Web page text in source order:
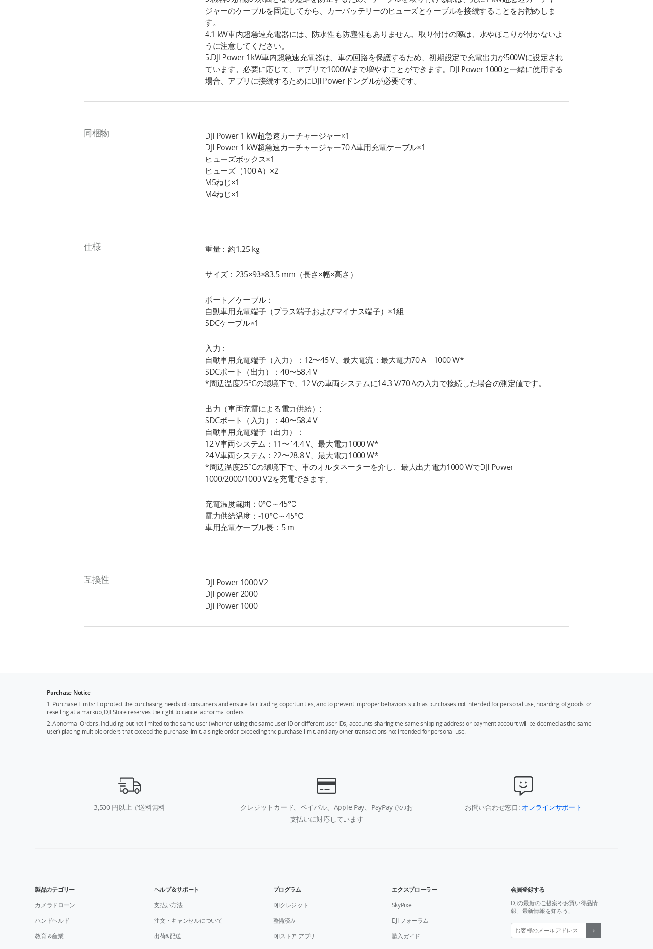
ジャーのケーブルを固定してから、カーバッテリーのヒューズとケーブルを接続することをお勧めしま
す。
4.1 kW車内超急速充電器には、防水性も防塵性もありません。取り付けの際は、水やほこりが付かないよ
うに注意してください。
5.DJI Power 1kW車内超急速充電器は、車の回路を保護するため、初期設定で充電出力が500Wに設定され
ています。必要に応じて、アプリで1000Wまで増やすことができます。DJI Power 1000と一緒に使用する
場合、アプリに接続するためにDJI Powerドングルが必要です。
同梱物
DJI Power 1 kW超急速カーチャージャー×1
DJI Power 1 kW超急速カーチャージャー70 A車用充電ケーブル×1
ヒューズボックス×1
ヒューズ（100 A）×2
M5ねじ×1
M4ねじ×1
仕様 重量：約1.25 kg
サイズ：235×93×83.5 mm（長さ×幅×高さ）
ポート／ケーブル：
自動車用充電端子（プラス端子およびマイナス端子）×1組
SDCケーブル×1
入力：
自動車用充電端子（入力）：12〜45 V、最大電流：最大電力70 A：1000 W*
SDCポート（出力）：40〜58.4 V
*周辺温度25°Cの環境下で、12 Vの車両システムに14.3 V/70 Aの入力で接続した場合の測定値です。
出力（車両充電による電力供給）:
SDCポート（入力）：40〜58.4 V
自動車用充電端子（出力）：
12 V車両システム：11〜14.4 V、最大電力1000 W*
24 V車両システム：22〜28.8 V、最大電力1000 W*
*周辺温度25°Cの環境下で、車のオルタネーターを介し、最大出力電力1000 WでDJI Power
1000/2000/1000 V2を充電できます。
充電温度範囲：0℃～45℃
電力供給温度：-10℃～45℃
車用充電ケーブル長：5 m
互換性
DJI Power 1000 V2
DJI power 2000
DJI Power 1000
Purchase Notice
1. Purchase Limits: To protect the purchasing needs of consumers and ensure fair trading opportunities, and to prevent improper behaviors such as purchases not intended for personal use, hoarding of goods, or
reselling at a markup, DJI Store reserves the right to cancel abnormal orders.
2. Abnormal Orders: Including but not limited to the same user (whether using the same user ID or different user IDs, accounts sharing the same shipping address or payment account will be deemed as the same
user) placing multiple orders that exceed the purchase limit, a single order exceeding the purchase limit, and any other transactions not intended for personal use.
3,500 円以上で送料無料
クレジットカード、ペイパル、Apple Pay、PayPayでのお
支払いに対応しています
お問い合わせ窓口: オンラインサポート
製品カテゴリー
カメラドローン
ハンドヘルド
教育＆産業
ヘルプ＆サポート
支払い方法
注文・キャンセルについて
出荷&配送
プログラム
DJIクレジット
整備済み
DJIストア アプリ
エクスプローラー
SkyPixel
DJI フォーラム
購入ガイド
会員登録する
DJIの最新のご提案やお買い得品情
報、最新情報を知ろう。